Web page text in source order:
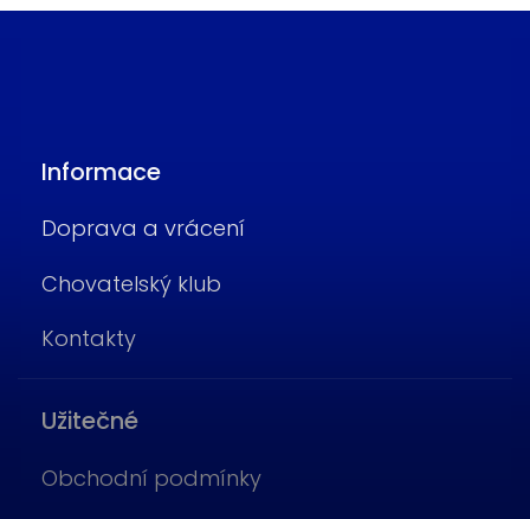
Informace
Doprava a vrácení
Chovatelský klub
Kontakty
Užitečné
Obchodní podmínky